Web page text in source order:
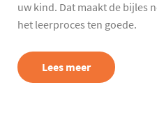
uw kind. Dat maakt de bijles
het leerproces ten goede.
Lees meer